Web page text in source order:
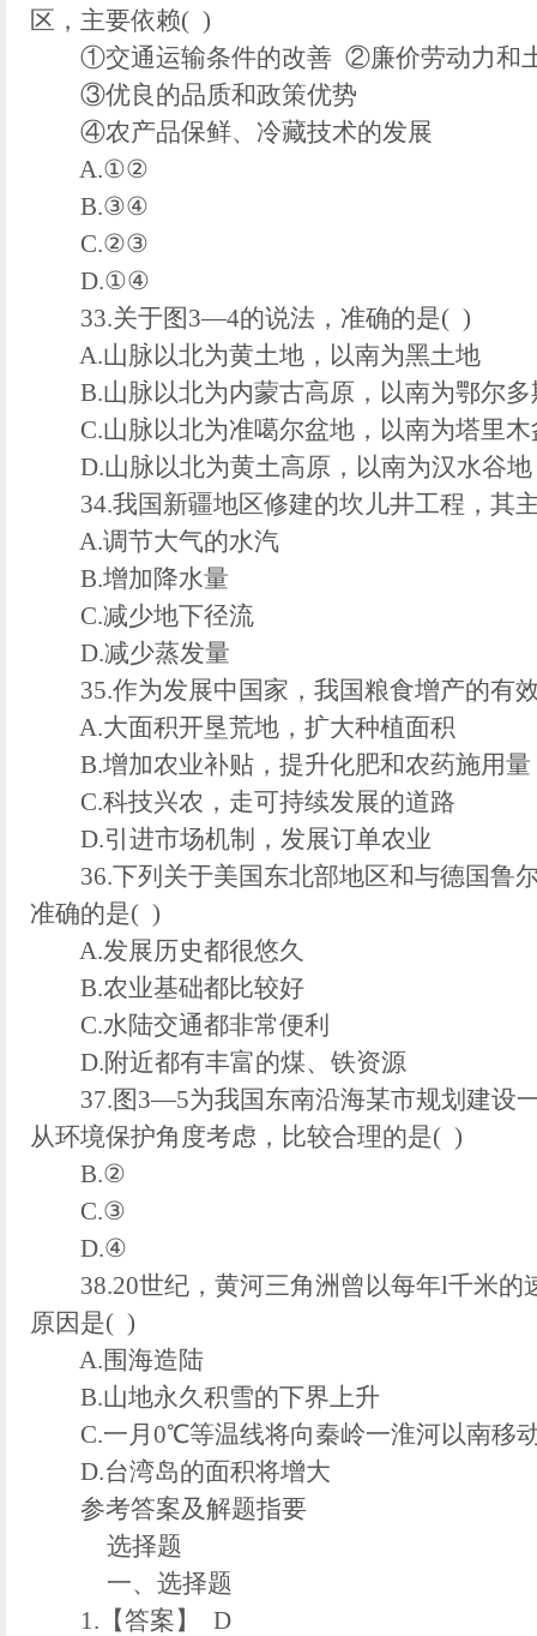
区，主要依赖( )
①交通运输条件的改善 ②廉价劳动力和
③优良的品质和政策优势
④农产品保鲜、冷藏技术的发展
A.①②
B.③④
C.②③
D.①④
33.关于图3—4的说法，准确的是( )
A.山脉以北为黄土地，以南为黑土地
B.山脉以北为内蒙古高原，以南为鄂尔多
C.山脉以北为准噶尔盆地，以南为塔里木
D.山脉以北为黄土高原，以南为汉水谷地
34.我国新疆地区修建的坎儿井工程，其
A.调节大气的水汽
B.增加降水量
C.减少地下径流
D.减少蒸发量
35.作为发展中国家，我国粮食增产的有
A.大面积开垦荒地，扩大种植面积
B.增加农业补贴，提升化肥和农药施用量
C.科技兴农，走可持续发展的道路
D.引进市场机制，发展订单农业
36.下列关于美国东北部地区和与德国鲁
准确的是( )
A.发展历史都很悠久
B.农业基础都比较好
C.水陆交通都非常便利
D.附近都有丰富的煤、铁资源
37.图3—5为我国东南沿海某市规划建设一
从环境保护角度考虑，比较合理的是( )
B.②
C.③
D.④
38.20世纪，黄河三角洲曾以每年l千米的
原因是( )
A.围海造陆
B.山地永久积雪的下界上升
C.一月0℃等温线将向秦岭一淮河以南移
D.台湾岛的面积将增大
参考答案及解题指要
选择题
一、选择题
1.【答案】 D